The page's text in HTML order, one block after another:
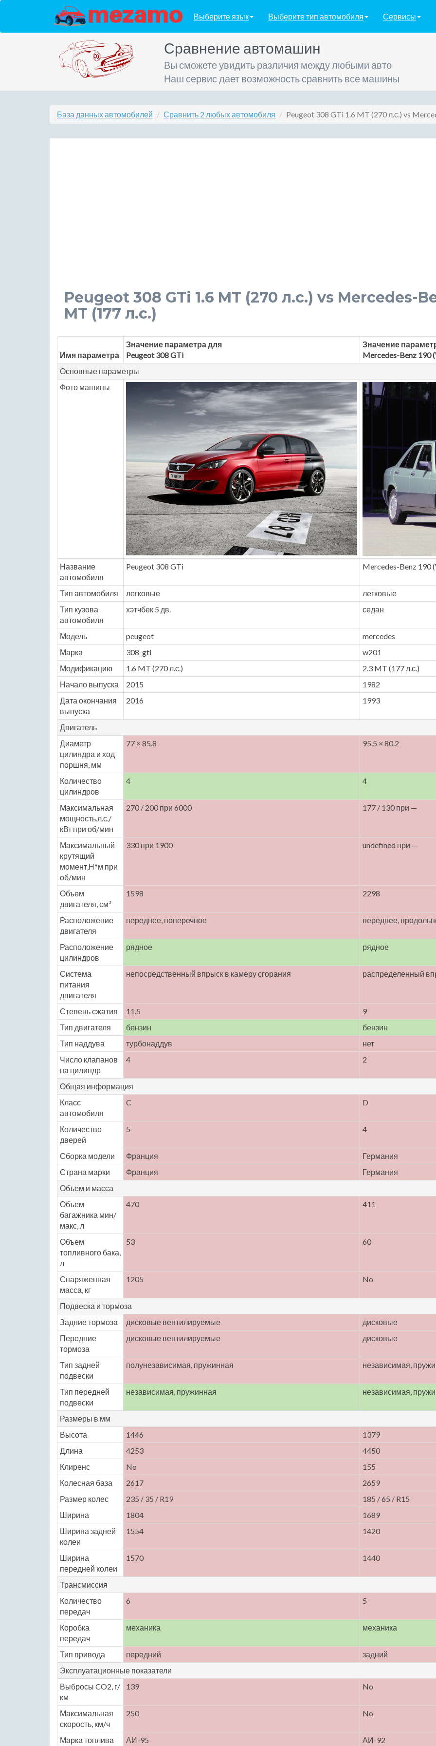
Выберите язык Выберите тип автомобиля Сервисы
Сравнение автомашин
Вы сможете увидить различия между любыми авто
Наш сервис дает возможность сравнить все машины
База данных автомобилей Сравнить 2 любых автомобиля Peugeot 308 GTi 1.6 MT (270 л.с.) vs
Peugeot 308 GTi 1.6 MT (270 л.с.) vs Mercedes-
MT (177 л.с.)
Имя параметра
Значение параметра для
Peugeot 308 GTi
Значение
Mercedes-Benz 190
Основные параметры
Фото машины
Название
автомобиля
Peugeot 308 GTi Mercedes-Benz 190
Тип автомобиля легковые
легковые
Тип кузова
автомобиля
хэтчбек 5 дв. седан
Модель peugeot
mercedes
Марка
308_gti
w201
Модификацию
1.6 MT (270 л.с.)
2.3 MT (177 л.с.)
Начало выпуска
2015
1982
Дата окончания
выпуска
2016 1993
Двигатель
Диаметр
цилиндра и ход
поршня, мм
77 × 85.8 95.5 × 80.2
Количество
цилиндров
4 4
Максимальная
мощность,л.с./
кВт при об/мин
270 / 200 при 6000 177 / 130 при —
Максимальный
крутящий
момент,Н*м при
об/мин
330 при 1900 undefined при —
Объем
двигателя, см³
1598 2298
Расположение
двигателя
переднее, поперечное переднее,
Расположение
цилиндров
рядное рядное
Система
питания
двигателя
непосредственный впрыск в камеру сгорания распределенный
Степень сжатия 11.5
9
Тип двигателя
бензин
бензин
Тип наддува
турбонаддув
нет
Число клапанов
на цилиндр
4 2
Общая информация
Класс
автомобиля
C D
Количество
дверей
5 4
Сборка модели Франция
Германия
Страна марки
Франция
Германия
Объем и масса
Объем
багажника мин/
макс, л
470 411
Объем
топливного бака,
л
53 60
Снаряженная
масса, кг
1205 No
Подвеска и тормоза
Задние тормоза
дисковые вентилируемые
дисковые
Передние
тормоза
дисковые вентилируемые дисковые
Тип задней
подвески
полунезависимая, пружинная независимая,
Тип передней
подвески
независимая, пружинная независимая,
Размеры в мм
Высота
1446
1379
Длина
4253
4450
Клиренс
No
155
Колесная база
2617
2659
Размер колес
235 / 35 / R19
185 / 65 / R15
Ширина
1804
1689
Ширина задней
колеи
1554 1420
Ширина
передней колеи
1570 1440
Трансмиссия
Количество
передач
6 5
Коробка
передач
механика механика
Тип привода передний
задний
Эксплуатационные показатели
Выбросы CO2, г/
км
139 No
Максимальная
скорость, км/ч
250 No
Марка топлива АИ-95 АИ-92